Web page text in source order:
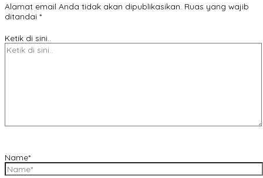
Alamat email Anda tidak akan dipublikasikan. Ruas yang wajib
ditandai *
Ketik di sini..
Name*